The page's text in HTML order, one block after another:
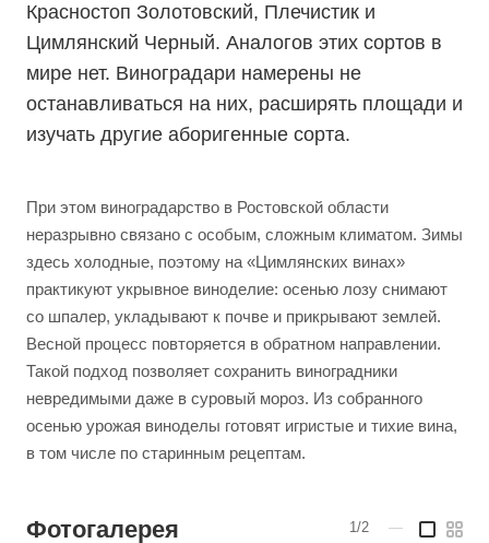
Красностоп Золотовский, Плечистик и
Цимлянский Черный. Аналогов этих сортов в
мире нет. Виноградари намерены не
останавливаться на них, расширять площади и
изучать другие аборигенные сорта.
При этом виноградарство в Ростовской области
неразрывно связано с особым, сложным климатом. Зимы
здесь холодные, поэтому на «Цимлянских винах»
практикуют укрывное виноделие: осенью лозу снимают
со шпалер, укладывают к почве и прикрывают землей.
Весной процесс повторяется в обратном направлении.
Такой подход позволяет сохранить виноградники
невредимыми даже в суровый мороз. Из собранного
осенью урожая виноделы готовят игристые и тихие вина,
в том числе по старинным рецептам.
Фотогалерея 1/2 —